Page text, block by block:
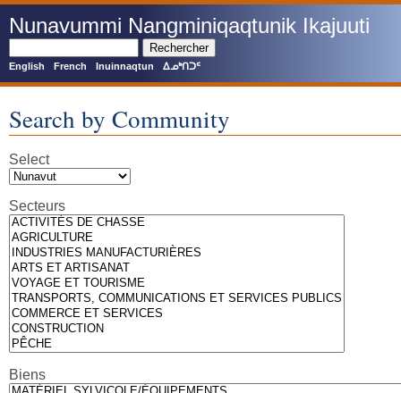
Skip
main
content
Nunavummi Nangminiqaqtunik Ikajuuti
English French Inuinnaqtun ᐃᓄᒃᑎᑐᑦ
Search by Community
Select
Secteurs
Biens